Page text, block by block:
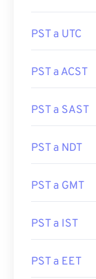
PST a UTC
PST a ACST
PST a SAST
PST a NDT
PST a GMT
PST a IST
PST a EET